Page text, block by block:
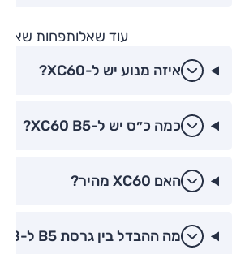
עוד שאלותפחות שאלות
איזה מנוע יש ל-XC60?
כמה כ״ס יש ל-XC60 B5?
האם XC60 מהיר?
מה ההבדל בין גרסת B5 ל-T8?